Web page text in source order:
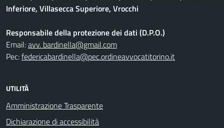
Inferiore, Villasecca Superiore, Vrocchi
Responsabile della protezione dei dati (D.P.O.)
Email:avv. bardinella@gmail.com
Pec:federicabardinella@pec.ordineavvocatitorino.it
UTILITÀ
Amministrazione Trasparente
Dichiarazione di accessibilità